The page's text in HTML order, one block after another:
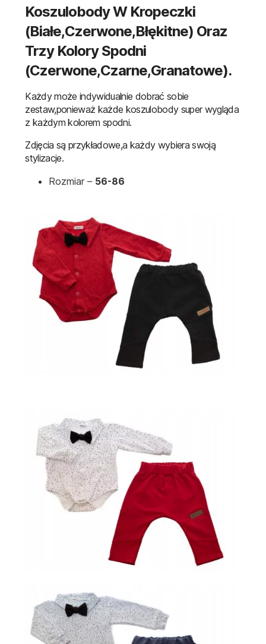
Koszulobody W Kropeczki
(białe,czerwone,błękitne) Oraz
Trzy Kolory Spodni
(czerwone,czarne,granatowe).
Każdy może indywidualnie dobrać sobie
zestaw,ponieważ każde koszulobody super wygląda
z każdym kolorem spodni.
Zdjęcia są przykładowe,a każdy wybiera swoją
stylizacje.
Rozmiar – 56-86